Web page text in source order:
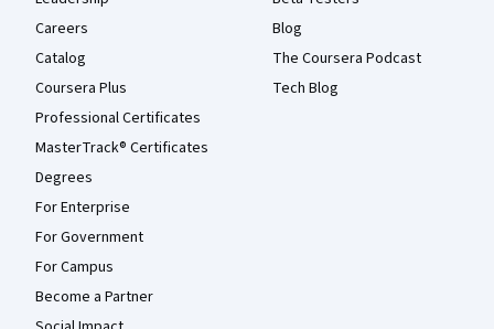
Careers
Catalog
Coursera Plus
Professional Certificates
MasterTrack® Certificates
Degrees
For Enterprise
For Government
For Campus
Become a Partner
Blog
The Coursera Podcast
Tech Blog